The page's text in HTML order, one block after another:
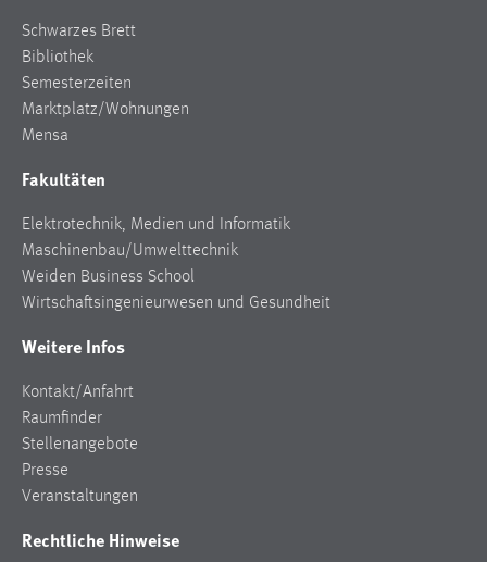
Schwarzes Brett
Bibliothek
Semesterzeiten
Marktplatz/Wohnungen
Mensa
Fakultäten
Elektrotechnik, Medien und Informatik
Maschinenbau/Umwelttechnik
Weiden Business School
Wirtschaftsingenieurwesen und Gesundheit
Weitere Infos
Kontakt/Anfahrt
Raumfinder
Stellenangebote
Presse
Veranstaltungen
Rechtliche Hinweise